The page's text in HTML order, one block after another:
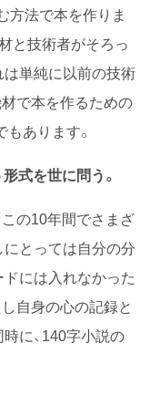
方法で本を作りま
と技術者がそろっ
単純に以前の技術
で本を作るための
あります。
式を世に問う。
の10年間でさまざ
とっては自分の分
には入れなかった
自身の心の記録と
に、140字小説の